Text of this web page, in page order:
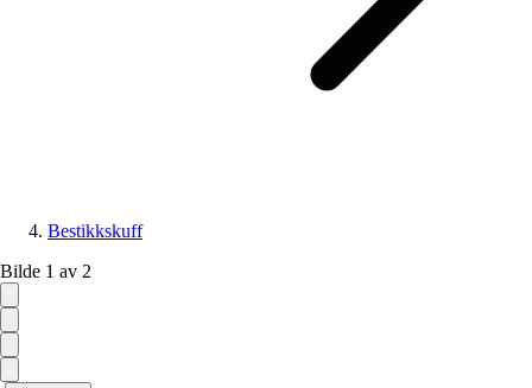
Bestikkskuff
Bilde 1 av 2